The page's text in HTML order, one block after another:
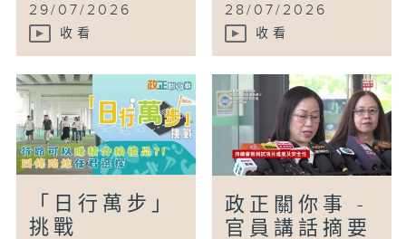
29/07/2026
收看
28/07/2026
收看
「日行萬步」
挑戰
政正關你事 -
官員講話摘要